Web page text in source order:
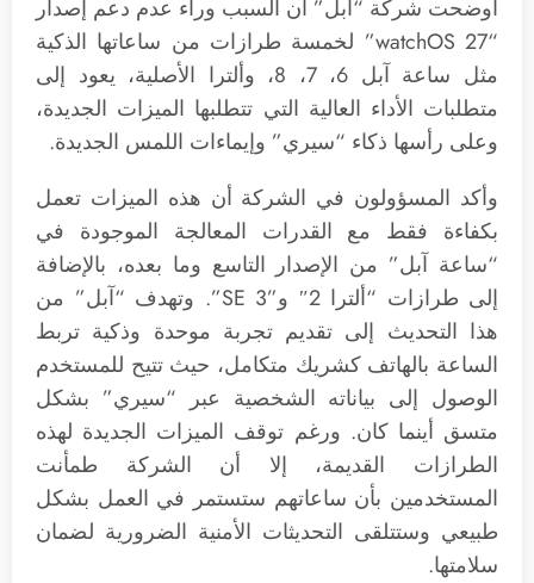
أوضحت شركة “آبل” أن السبب وراء عدم دعم إصدار
“watchOS 27” لخمسة طرازات من ساعاتها الذكية
مثل ساعة آبل 6، 7، 8، وألترا الأصلية، يعود إلى
متطلبات الأداء العالية التي تتطلبها الميزات الجديدة،
وعلى رأسها ذكاء “سيري” وإيماءات اللمس الجديدة.
وأكد المسؤولون في الشركة أن هذه الميزات تعمل
بكفاءة فقط مع القدرات المعالجة الموجودة في
“ساعة آبل” من الإصدار التاسع وما بعده، بالإضافة
إلى طرازات “ألترا 2″ و”SE 3”. وتهدف “آبل” من
هذا التحديث إلى تقديم تجربة موحدة وذكية تربط
الساعة بالهاتف كشريك متكامل، حيث تتيح للمستخدم
الوصول إلى بياناته الشخصية عبر “سيري” بشكل
متسق أينما كان. ورغم توقف الميزات الجديدة لهذه
الطرازات القديمة، إلا أن الشركة طمأنت
المستخدمين بأن ساعاتهم ستستمر في العمل بشكل
طبيعي وستتلقى التحديثات الأمنية الضرورية لضمان
سلامتها.